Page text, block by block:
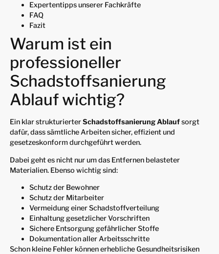
Expertentipps unserer Fachkräfte
FAQ
Fazit
Warum ist ein
professioneller
Schadstoffsanierung
Ablauf wichtig?
Ein klar strukturierterSchadstoffsanierung Ablaufsorgt
dafür, dass sämtliche Arbeiten sicher, effizient und
gesetzeskonform durchgeführt werden.
Dabei geht es nicht nur um das Entfernen belasteter
Materialien. Ebenso wichtig sind:
Schutz der Bewohner
Schutz der Mitarbeiter
Vermeidung einer Schadstoffverteilung
Einhaltung gesetzlicher Vorschriften
Sichere Entsorgung gefährlicher Stoffe
Dokumentation aller Arbeitsschritte
Schon kleine Fehler können erhebliche Gesundheitsrisiken